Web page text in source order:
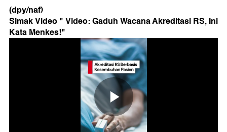
(dpy/naf)
Simak Video "Video: Gaduh Wacana Akreditasi RS, Ini
Kata Menkes!"